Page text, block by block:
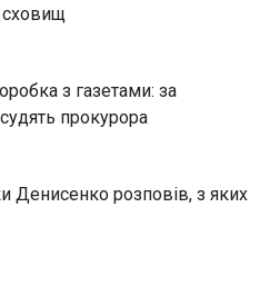
сховищ
з газетами: за
прокурора
Денисенко розповів, з яких